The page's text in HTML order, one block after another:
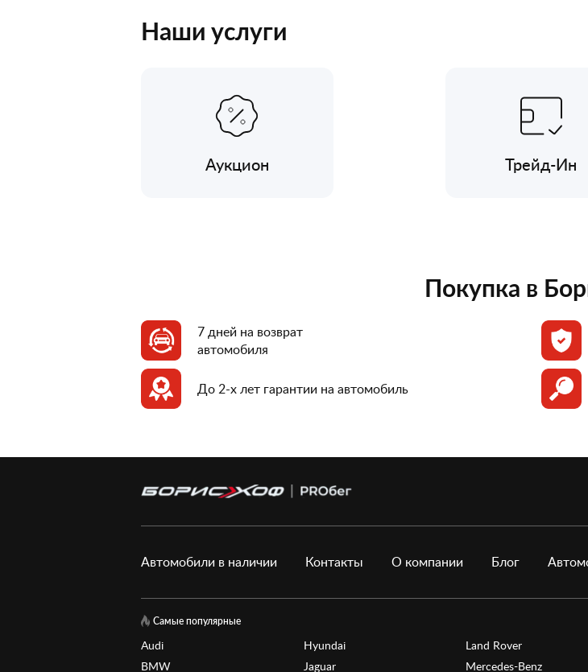
Наши услуги
Аукцион Трейд-Ин
Покупка в
7 дней на возврат
автомобиля
До 2-х лет гарантии на автомобиль
Автомобили в наличии Контакты О компании Блог
Самые популярные
Audi
BMW
Hyundai
Jaguar
Land Rover
Mercedes-Benz